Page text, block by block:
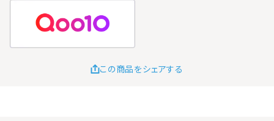
この商品をシェアする